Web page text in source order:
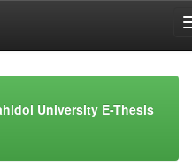
University E-Thesis